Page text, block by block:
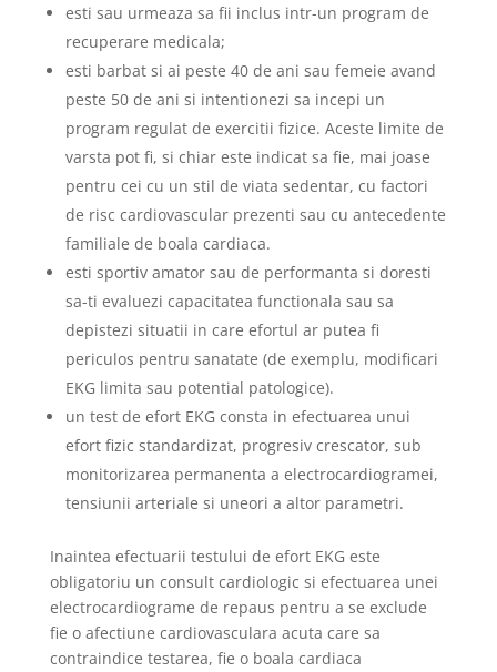
esti sau urmeaza sa fii inclus intr-un program de
recuperare medicala;
esti barbat si ai peste 40 de ani sau femeie avand
peste 50 de ani si intentionezi sa incepi un
program regulat de exercitii fizice. Aceste limite de
varsta pot fi, si chiar este indicat sa fie, mai joase
pentru cei cu un stil de viata sedentar, cu factori
de risc cardiovascular prezenti sau cu antecedente
familiale de boala cardiaca.
esti sportiv amator sau de performanta si doresti
sa-ti evaluezi capacitatea functionala sau sa
depistezi situatii in care efortul ar putea fi
periculos pentru sanatate (de exemplu, modificari
EKG limita sau potential patologice).
un test de efort EKG consta in efectuarea unui
efort fizic standardizat, progresiv crescator, sub
monitorizarea permanenta a electrocardiogramei,
tensiunii arteriale si uneori a altor parametri.
Inaintea efectuarii testului de efort EKG este
obligatoriu un consult cardiologic si efectuarea unei
electrocardiograme de repaus pentru a se exclude
fie o afectiune cardiovasculara acuta care sa
contraindice testarea, fie o boala cardiaca